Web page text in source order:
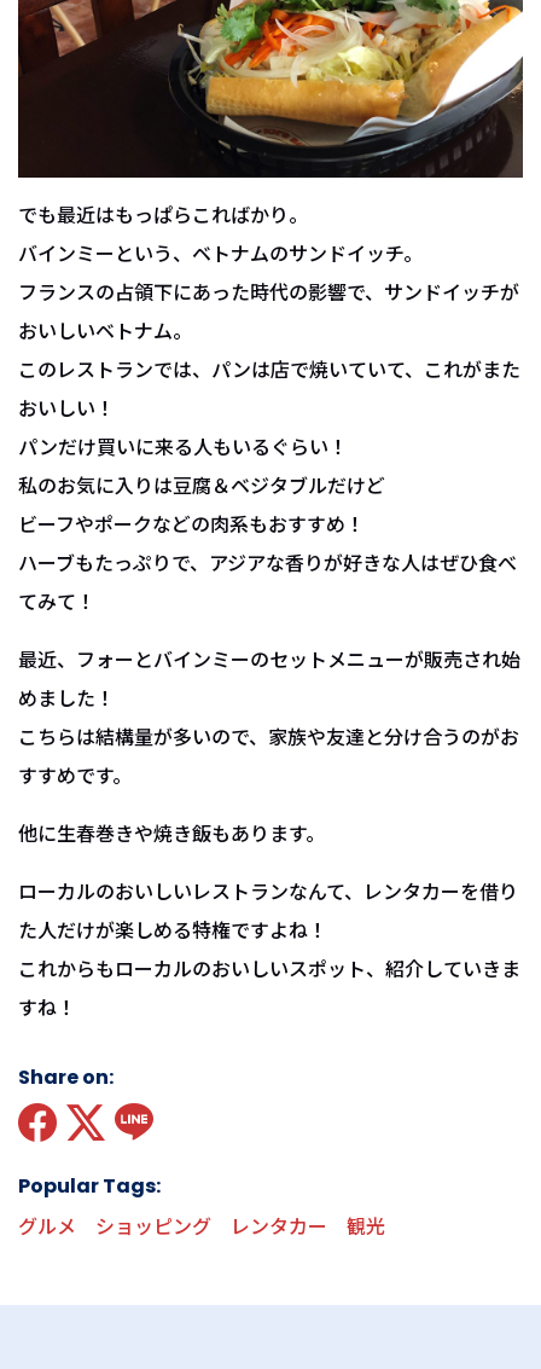
でも最近はもっぱらこればかり。
バインミーという、ベトナムのサンドイッチ。
フランスの占領下にあった時代の影響で、サンドイッチが
おいしいベトナム。
このレストランでは、パンは店で焼いていて、これがまた
おいしい！
パンだけ買いに来る人もいるぐらい！
私のお気に入りは豆腐＆ベジタブルだけど
ビーフやポークなどの肉系もおすすめ！
ハーブもたっぷりで、アジアな香りが好きな人はぜひ食べ
てみて！
最近、フォーとバインミーのセットメニューが販売され始
めました！
こちらは結構量が多いので、家族や友達と分け合うのがお
すすめです。
他に生春巻きや焼き飯もあります。
ローカルのおいしいレストランなんて、レンタカーを借り
た人だけが楽しめる特権ですよね！
これからもローカルのおいしいスポット、紹介していきま
すね！
Share on:
Popular Tags:
グルメ
ショッピング レンタカー 観光